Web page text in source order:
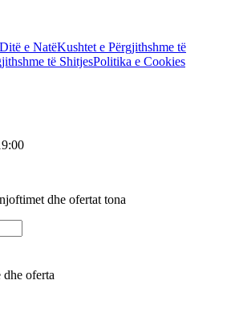
e NatëKushtet e Përgjithshme të
të ShitjesPolitika e Cookies
dhe ofertat tona
oferta